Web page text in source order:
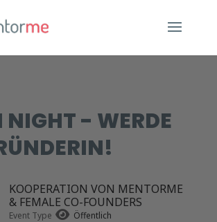
NIGHT - WERDE
KOOPERATION VON MENTORME
& FEMALE CO-FOUNDERS
Event Type Öffentlich